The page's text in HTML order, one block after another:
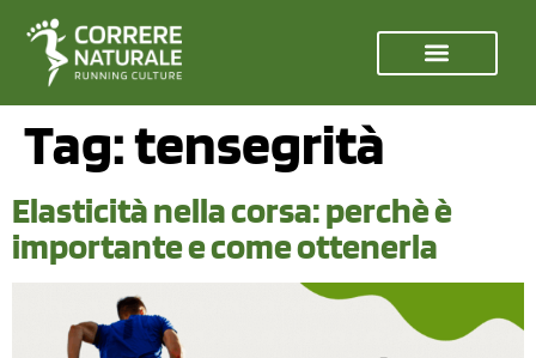
Tag:tensegrità
Elasticità nella corsa: perchè è
importante e come ottenerla